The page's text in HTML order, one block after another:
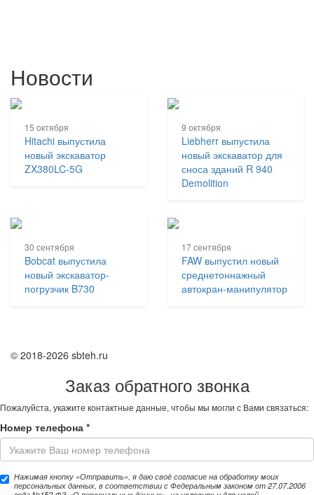
Новости
15 октября
Hitachi выпустила
новый экскаватор
ZX380LC-5G
9 октября
Liebherr выпустила
новый экскаватор для
сноса зданий R 940
Demolition
30 сентября
Bobcat выпустила
новый экскаватор-
погрузчик B730
17 сентября
FAW выпустил новый
среднетоннажный
автокран-манипулятор
© 2018-2026 sbteh.ru
Заказ обратного звонка
Пожалуйста, укажите контактные данные, чтобы мы могли с Вами связаться:
Номер телефона *
Нажимая кнопку «Отправить», я даю своё согласие на обработку моих
персональных данных, в соответствии с Федеральным законом от 27.07.2006